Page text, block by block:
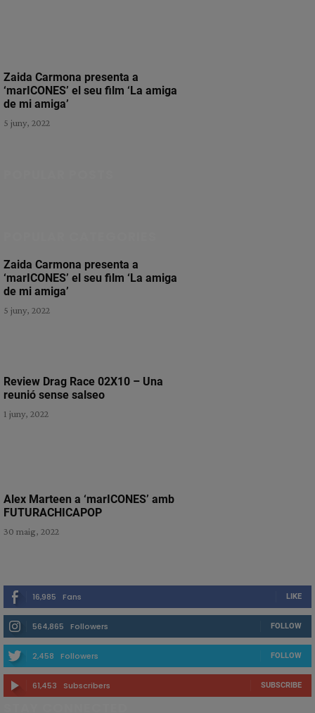
Zaida Carmona presenta a
‘marICONES’ el seu film ‘La amiga
de mi amiga’
5 juny, 2022
Zaida Carmona presenta a
‘marICONES’ el seu film ‘La amiga
de mi amiga’
5 juny, 2022
Review Drag Race 02X10 – Una
reunió sense salseo
1 juny, 2022
Alex Marteen a ‘marICONES’ amb
FUTURACHICAPOP
30 maig, 2022
16,985 Fans LIKE
564,865 Followers FOLLOW
2,458 Followers FOLLOW
61,453 Subscribers SUBSCRIBE